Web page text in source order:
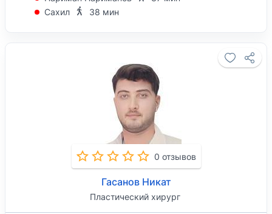
Сахил
38 мин
0 отзывов
Гасанов Никат
Пластический хирург